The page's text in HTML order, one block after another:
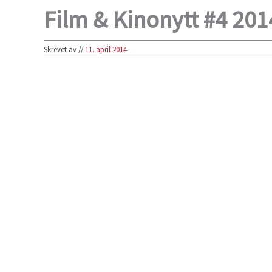
Film & Kinonytt #4
Skrevet av//11. april 2014